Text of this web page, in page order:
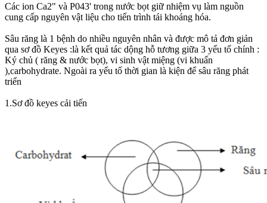
Các ion Ca2" và P043' trong nước bọt giữ nhiệm vụ làm nguồn
cung cấp nguyên vật liệu cho tiến trình tái khoáng hóa.
Sâu răng là 1 bệnh do nhiều nguyên nhân và được mô tả đơn giản
qua sơ đồ Keyes :là kết quả tác dộng hỗ tương giữa 3 yếu tố chính :
Ký chủ ( răng & nước bọt), vi sinh vật miệng (vi khuấn
),carbohydrate. Ngoài ra yếu tố thời gian là kiện để sâu răng phát
triển
1.Sơ đồ keyes cải tiến